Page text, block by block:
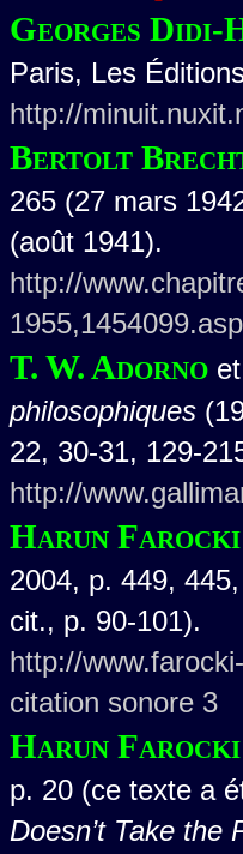
Georges Didi-
Paris, Les
http://
Bertolt
265 (27 mars
(août 1941).
http://
T. W. Adorno et
philosophiques
22, 30-31, 129-
http://
Harun Farocki
2004, p. 449,
cit., p. 90-101).
http://
citation sonore 3
Harun Farocki
p. 20 (ce texte a
Doesn’t Take the